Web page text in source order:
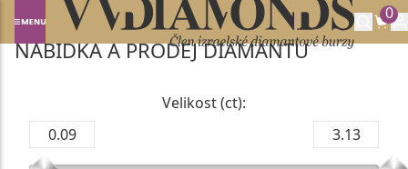
0
Domů NABÍDKA DIAMANTŮ
NABÍDKA A PRODEJ DIAMANTŮ
Velikost (ct):